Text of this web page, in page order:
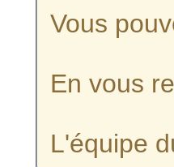
Vous
En vous
L'équipe